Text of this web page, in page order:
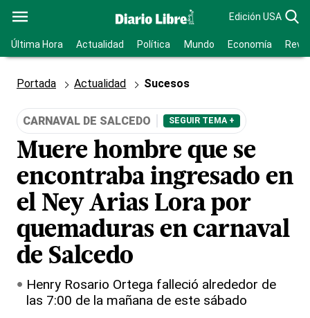
Edición USA
Última Hora Actualidad Política Mundo Economía
Portada Actualidad Sucesos
CARNAVAL DE SALCEDO SEGUIR TEMA +
Muere hombre que se
encontraba ingresado en
el Ney Arias Lora por
quemaduras en carnaval
de Salcedo
Henry Rosario Ortega falleció alrededor de
las 7:00 de la mañana de este sábado